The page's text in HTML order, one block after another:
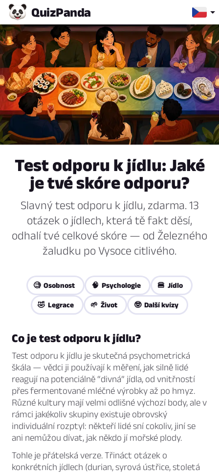
QuizPanda
Test odporu k jídlu: Jaké
je tvé skóre odporu?
Slavný test odporu k jídlu, zdarma. 13
otázek o jídlech, která tě fakt děsí,
odhalí tvé celkové skóre — od Železného
žaludku po Vysoce citlivého.
🧐 Osobnost 🧠 Psychologie 🍔 Jídlo
🤣 Legrace 🌱 Život 🤓 Další kvízy
Co je test odporu k jídlu?
Test odporu k jídlu je skutečná psychometrická
škála — vědci ji používají k měření, jak silně lidé
reagují na potenciálně “divná” jídla, od vnitřností
přes fermentované mléčné výrobky až po hmyz.
Různé kultury mají velmi odlišné výchozí body, ale v
rámci jakékoliv skupiny existuje obrovský
individuální rozptyl: někteří lidé sní cokoliv, jiní se
ani nemůžou dívat, jak někdo jí mořské plody.
Tohle je přátelská verze. Třináct otázek o
konkrétních jídlech (durian, syrová ústřice, stoletá